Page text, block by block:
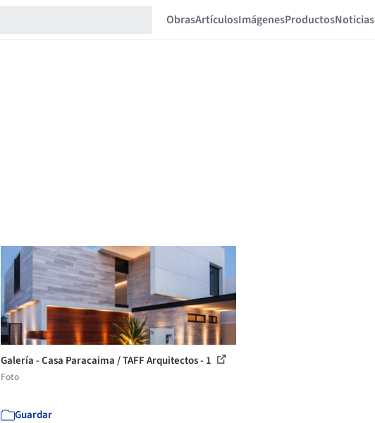
ObrasArtículosImágenesProductosNoticias
Galería - Casa Paracaima / TAFF Arquitectos - 1
Foto
Guardar